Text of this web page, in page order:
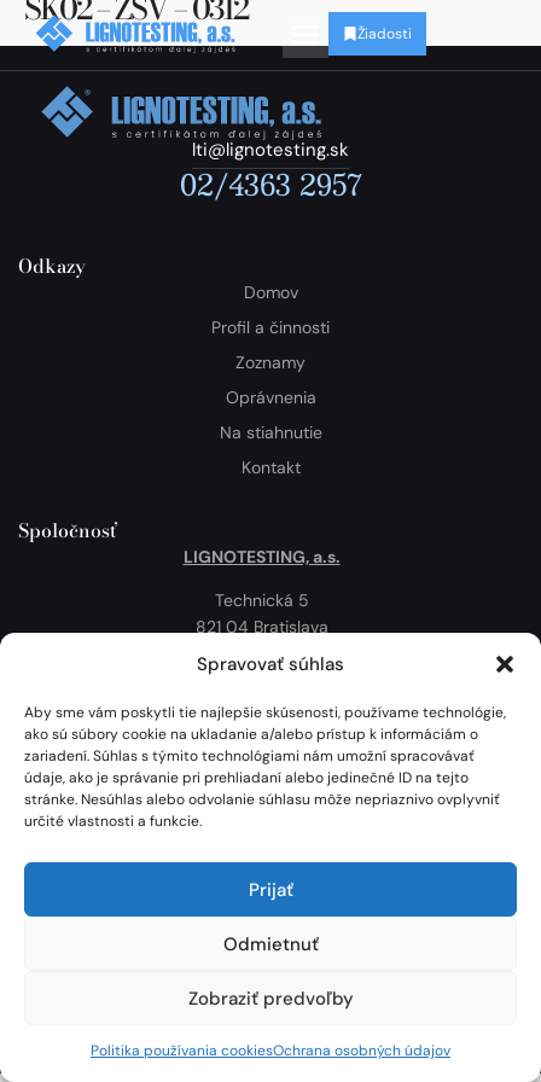
Spravovať súhlas
Aby sme vám poskytli tie najlepšie skúsenosti, používame technológie,
ako sú súbory cookie na ukladanie a/alebo prístup k informáciám o
zariadení. Súhlas s týmito technológiami nám umožní spracovávať
údaje, ako je správanie pri prehliadaní alebo jedinečné ID na tejto
stránke. Nesúhlas alebo odvolanie súhlasu môže nepriaznivo ovplyvniť
určité vlastnosti a funkcie.
Prijať
Odmietnuť
Zobraziť predvoľby
Politika používania cookiesOchrana osobných údajov
Žiadosti
lti@lignotesting.sk
02/4363 2957
Odkazy
Domov
Profil a činnosti
Zoznamy
Oprávnenia
Na stiahnutie
Kontakt
Spoločnosť
LIGNOTESTING, a.s.
Technická 5
821 04 Bratislava
Slovenská republika
Politika používania cookies
Mapa
Lignotesting, a. s. © 2024 | Všetky práva vyhradené. | Vytvoril: Marek Heinfarth.